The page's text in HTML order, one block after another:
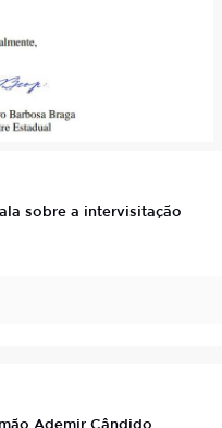
sobre a intervisitação
Ademir Cândido